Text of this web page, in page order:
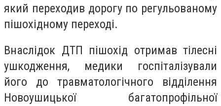
який переходив дорогу по регульованому
пішохідному переході.
Внаслідок ДТП пішохід отримав тілесні
ушкодження, медики госпіталізували
його до травматологічного відділення
Новоушицької багатопрофільної